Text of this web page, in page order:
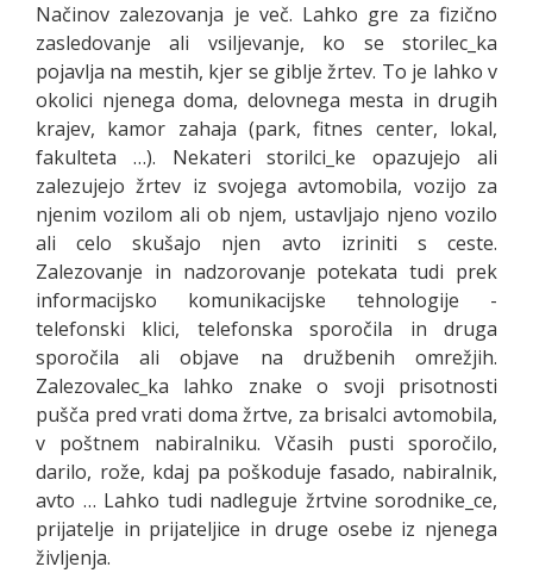
Načinov zalezovanja je več. Lahko gre za fizično
zasledovanje ali vsiljevanje, ko se storilec_ka
pojavlja na mestih, kjer se giblje žrtev. To je lahko v
okolici njenega doma, delovnega mesta in drugih
krajev, kamor zahaja (park, fitnes center, lokal,
fakulteta …). Nekateri storilci_ke opazujejo ali
zalezujejo žrtev iz svojega avtomobila, vozijo za
njenim vozilom ali ob njem, ustavljajo njeno vozilo
ali celo skušajo njen avto izriniti s ceste.
Zalezovanje in nadzorovanje potekata tudi prek
informacijsko komunikacijske tehnologije -
telefonski klici, telefonska sporočila in druga
sporočila ali objave na družbenih omrežjih.
Zalezovalec_ka lahko znake o svoji prisotnosti
pušča pred vrati doma žrtve, za brisalci avtomobila,
v poštnem nabiralniku. Včasih pusti sporočilo,
darilo, rože, kdaj pa poškoduje fasado, nabiralnik,
avto … Lahko tudi nadleguje žrtvine sorodnike_ce,
prijatelje in prijateljice in druge osebe iz njenega
življenja.